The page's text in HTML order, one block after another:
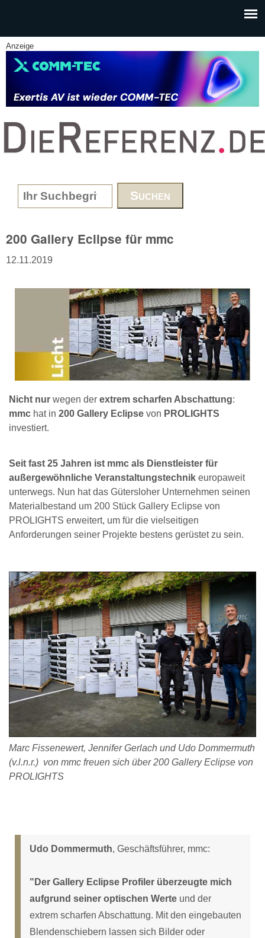
Anzeige
www.DieReferenz.de
Search form
200 Gallery Eclipse für mmc
12.11.2019
Nicht nur wegen der extrem scharfen Abschattung:
mmc hat in 200 Gallery Eclipse von PROLIGHTS
investiert.
Seit fast 25 Jahren ist mmc als Dienstleister für
außergewöhnliche Veranstaltungstechnik europaweit
unterwegs. Nun hat das Gütersloher Unternehmen seinen
Materialbestand um 200 Stück Gallery Eclipse von
PROLIGHTS erweitert, um für die vielseitigen
Anforderungen seiner Projekte bestens gerüstet zu sein.
Marc Fissenewert, Jennifer Gerlach und Udo Dommermuth
(v.l.n.r.) von mmc freuen sich über 200 Gallery Eclipse von
PROLIGHTS
Udo Dommermuth, Geschäftsführer, mmc:
"Der Gallery Eclipse Profiler überzeugte mich
aufgrund seiner optischen Werte und der
extrem scharfen Abschattung. Mit den eingebauten
Blendenschiebern lassen sich Bilder oder